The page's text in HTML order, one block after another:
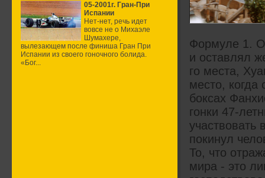
05-2001г. Гран-При
Испании
Нет-нет, речь идет
вовсе не о Михаэле
Шумахере,
вылезающем после финиша Гран При
Испании из своего гоночного болида.
«Бог...
Формуле 1.
и оставлял
го места,
место,
боксах
гонки 47-
участвовать
покинул
То, что
мира - это